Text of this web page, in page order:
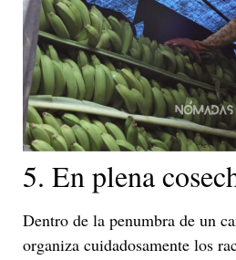
5. En plena
Dentro de la penumbra de un
organiza cuidadosamente los